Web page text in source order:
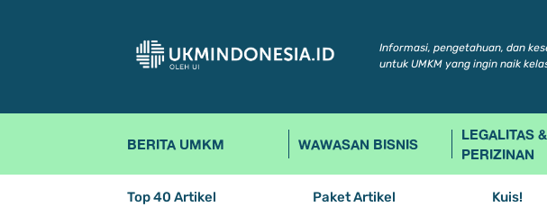
Informasi, pengetahuan, dan
untuk UMKM yang ingin naik
BERITA UMKM WAWASAN BISNIS
LEGALITAS &
PERIZINAN
Top 40 Artikel Paket Artikel Kuis!